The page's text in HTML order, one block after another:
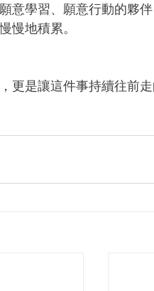
意學習、願意行動的夥
地積累。
更是讓這件事持續往前